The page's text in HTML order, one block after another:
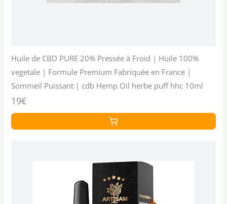
Huile de CBD PURE 20% Pressée à Froid | Huile 100%
vegetale | Formule Premium Fabriquée en France |
Sommeil Puissant | cdb Hemp Oil herbe puff hhc 10ml
19€